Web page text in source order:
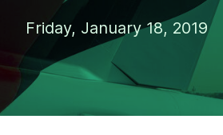
Friday, January 18, 2019